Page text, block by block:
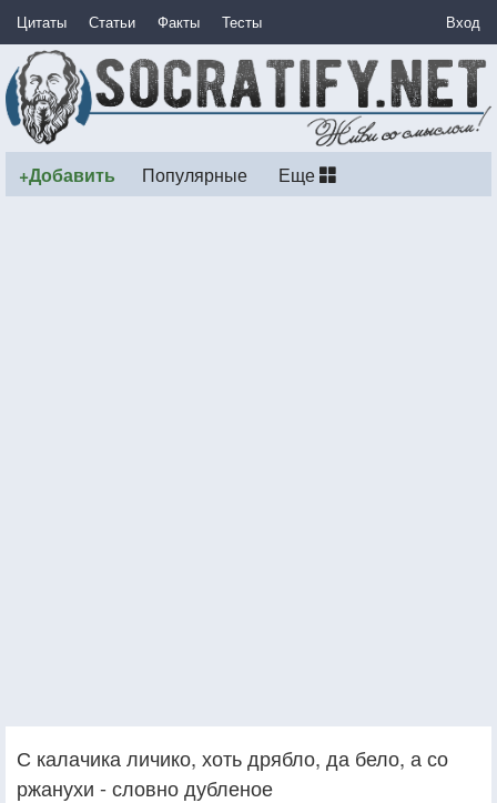
Цитаты Статьи Факты Тесты Вход
+Добавить Популярные Еще
С калачика личико, хоть дрябло, да бело, а со
ржанухи - словно дубленое